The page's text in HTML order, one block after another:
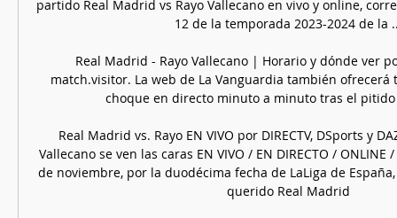
partido Real Madrid vs Rayo Vallecano en vivo y online,
12 de la temporada 2023-2024 de la
Real Madrid - Rayo Vallecano | Horario y dónde ver
match.visitor. La web de La Vanguardia también
choque en directo minuto a minuto tras el pitido
Real Madrid vs. Rayo EN VIVO por DIRECTV, DSports y
Vallecano se ven las caras EN VIVO / EN DIRECTO / ONLINE
de noviembre, por la duodécima fecha de LaLiga de
querido Real Madrid